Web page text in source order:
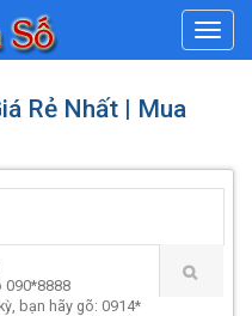
#
Rẻ Nhất | Mua
090*8888
bạn hãy gõ: 0914*